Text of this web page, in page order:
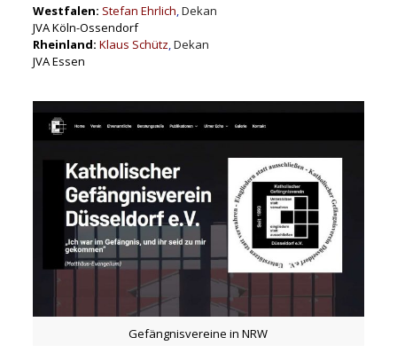
Westfalen: Stefan Ehrlich,Dekan
JVA Köln-Ossendorf
Rheinland: Klaus Schütz,Dekan
JVA Essen
Gefängnisvereine in NRW